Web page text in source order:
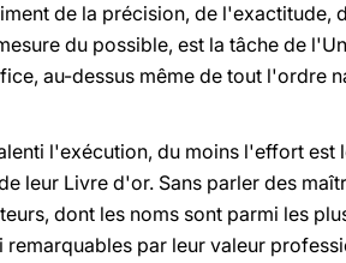
de la précision, de l'exactitude,
du possible, est la tâche de
au-dessus même de tout l'ordre
l'exécution, du moins l'effort est
leur Livre d'or. Sans parler des
dont les noms sont parmi les
par leur valeur